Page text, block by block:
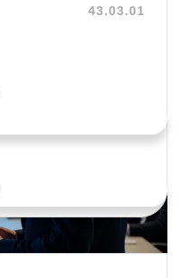
43.03.01